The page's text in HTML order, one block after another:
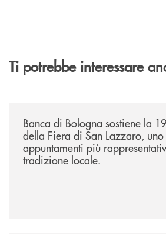
Ti potrebbe interessare
Banca di Bologna sostiene la
della Fiera di San Lazzaro,
appuntamenti più
tradizione locale.